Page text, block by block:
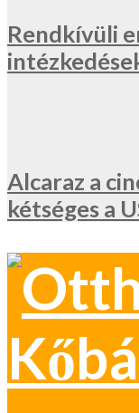
Rendkívüli
Alcaraz a
kétséges a